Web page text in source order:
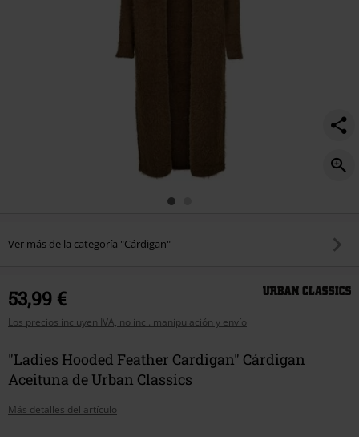
Ver más de la categoría "Cárdigan"
53,99 €
Los precios incluyen IVA, no incl. manipulación y envío
"Ladies Hooded Feather Cardigan" Cárdigan
Aceituna de Urban Classics
Más detalles del artículo